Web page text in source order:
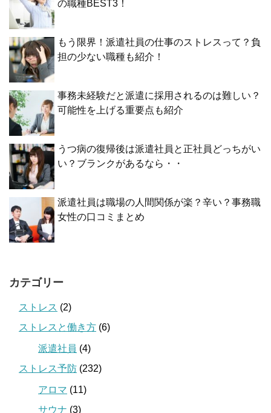
の職種BEST3！
もう限界！派遣社員の仕事のストレスって？負
担の少ない職種も紹介！
事務未経験だと派遣に採用されるのは難しい？
可能性を上げる重要点も紹介
うつ病の復帰後は派遣社員と正社員どっちがい
い？ブランクがあるなら・・
派遣社員は職場の人間関係が楽？辛い？事務職
女性の口コミまとめ
カテゴリー
ストレス (2)
ストレスと働き方 (6)
派遣社員 (4)
ストレス予防 (232)
アロマ (11)
サウナ (3)